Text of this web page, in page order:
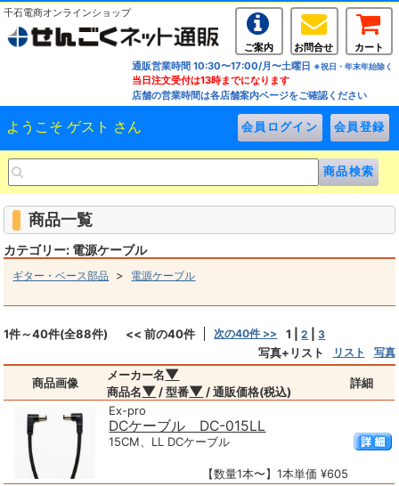
千石電商オンラインショップ
ご案内 お問合せ
カート
通販営業時間 10:30〜17:00/月〜土曜日 ※祝日・年末年始除く
当日注文受付は13時までになります
店舗の営業時間は各店舗案内ページをご確認ください
ようこそ ゲスト さん
商品一覧
カテゴリー: 電源ケーブル
ギター・ベース部品 > 電源ケーブル
1件～40件(全88件) << 前の40件 次の40件 >> 1 |2 |3
写真+リスト リスト 写真
商品画像
メーカー名▼
商品名▼ / 型番▼ / 通販価格(税込)
詳細
Ex-pro
DCケーブル DC-015LL
15CM、LL DCケーブル
【数量1本〜】1本単価 ¥605